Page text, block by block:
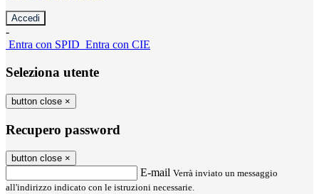
-
Entra con SPID Entra con CIE
Seleziona utente
button close ×
Recupero password
button close ×
E-mail Verrà inviato un messaggio
all'indirizzo indicato con le istruzioni necessarie.